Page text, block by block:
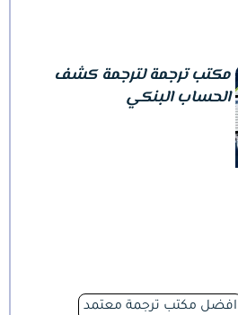
مكتب ترجمة لترجمة كشف
الحساب البنكي
افضل مكتب ترجمة معتمد